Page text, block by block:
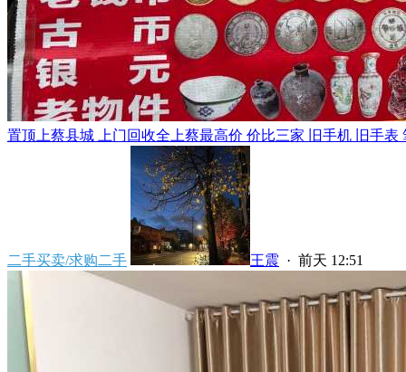
置顶 上蔡县城 上门回收全上蔡最高价 价比三家 旧手机 旧手表
二手买卖/求购二手 王震 · 前天 12:51